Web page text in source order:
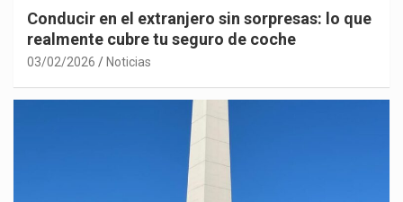
Conducir en el extranjero sin sorpresas: lo que
realmente cubre tu seguro de coche
03/02/2026 Noticias